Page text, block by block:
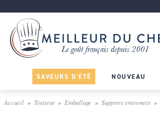
SAVEURS D'ÉTÉ NOUVEAU
Accueil Traiteur Emballage Supports entremets